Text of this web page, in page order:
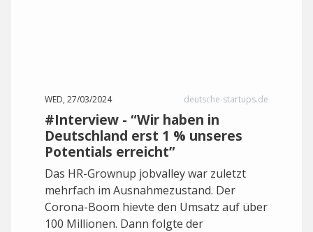
WED, 27/03/2024 deutsche-startups.de
#Interview - “Wir haben in
Deutschland erst 1 % unseres
Potentials erreicht”
Das HR-Grownup jobvalley war zuletzt
mehrfach im Ausnahmezustand. Der
Corona-Boom hievte den Umsatz auf über
100 Millionen. Dann folgte der